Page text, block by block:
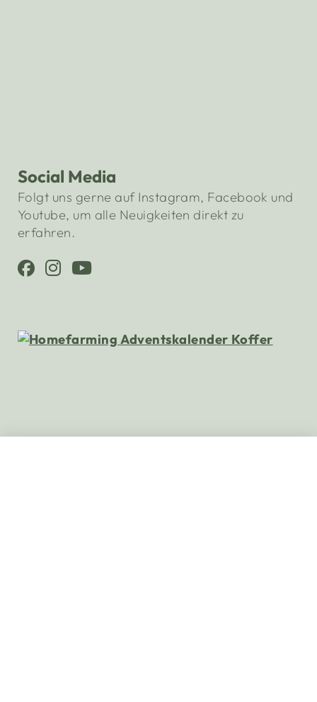
Social Media
Folgt uns gerne auf Instagram, Facebook und
Youtube, um alle Neuigkeiten direkt zu
erfahren.